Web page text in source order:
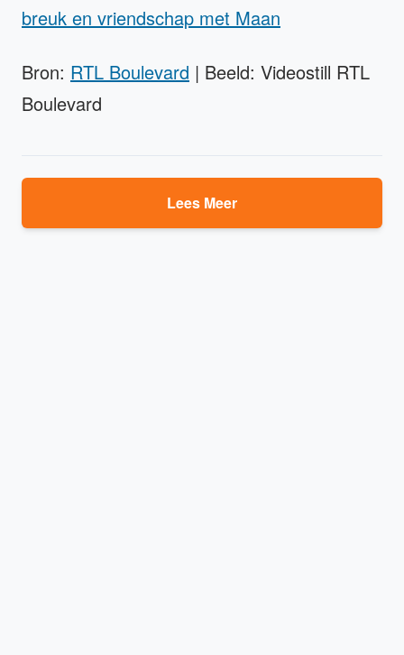
breuk en vriendschap met Maan
Bron: RTL Boulevard | Beeld: Videostill RTL
Boulevard
Lees Meer